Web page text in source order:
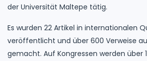
der Universität Maltepe tätig.
Es wurden 22 Artikel in internationalen
veröffentlicht und über 600 Verweise
gemacht. Auf Kongressen werden über